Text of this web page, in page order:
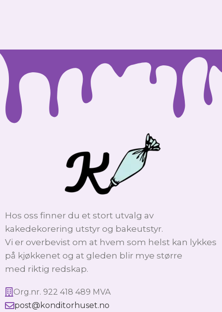
Hos oss finner du et stort utvalg av
kakedekorering utstyr og bakeutstyr.
Vi er overbevist om at hvem som helst kan lykkes
på kjøkkenet og at gleden blir mye større
med riktig redskap.
Org.nr. 922 418 489 MVA
post@konditorhuset.no